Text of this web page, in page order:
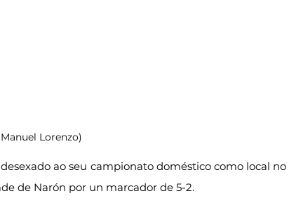
Lorenzo)
ao seu campionato doméstico como local no
de Narón por un marcador de 5-2.